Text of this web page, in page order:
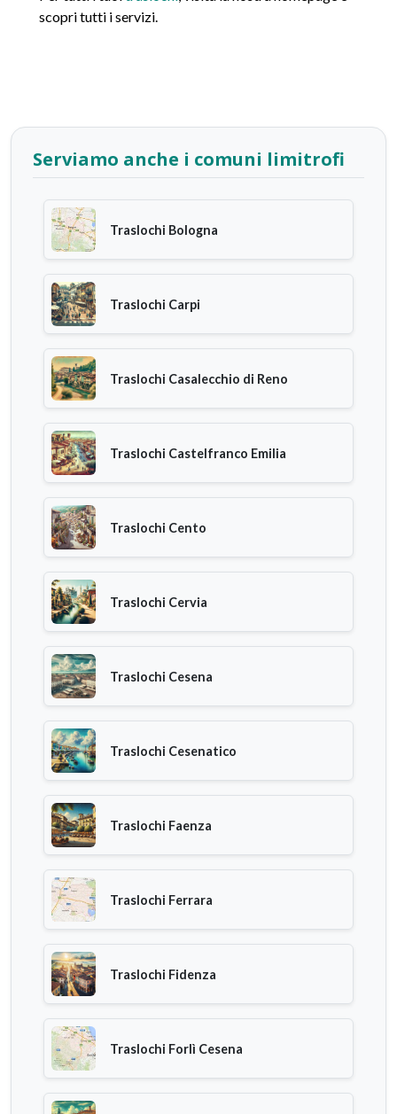
scopri tutti i servizi.
Serviamo anche i comuni limitrofi
Traslochi Bologna
Traslochi Carpi
Traslochi Casalecchio di Reno
Traslochi Castelfranco Emilia
Traslochi Cento
Traslochi Cervia
Traslochi Cesena
Traslochi Cesenatico
Traslochi Faenza
Traslochi Ferrara
Traslochi Fidenza
Traslochi Forlì Cesena